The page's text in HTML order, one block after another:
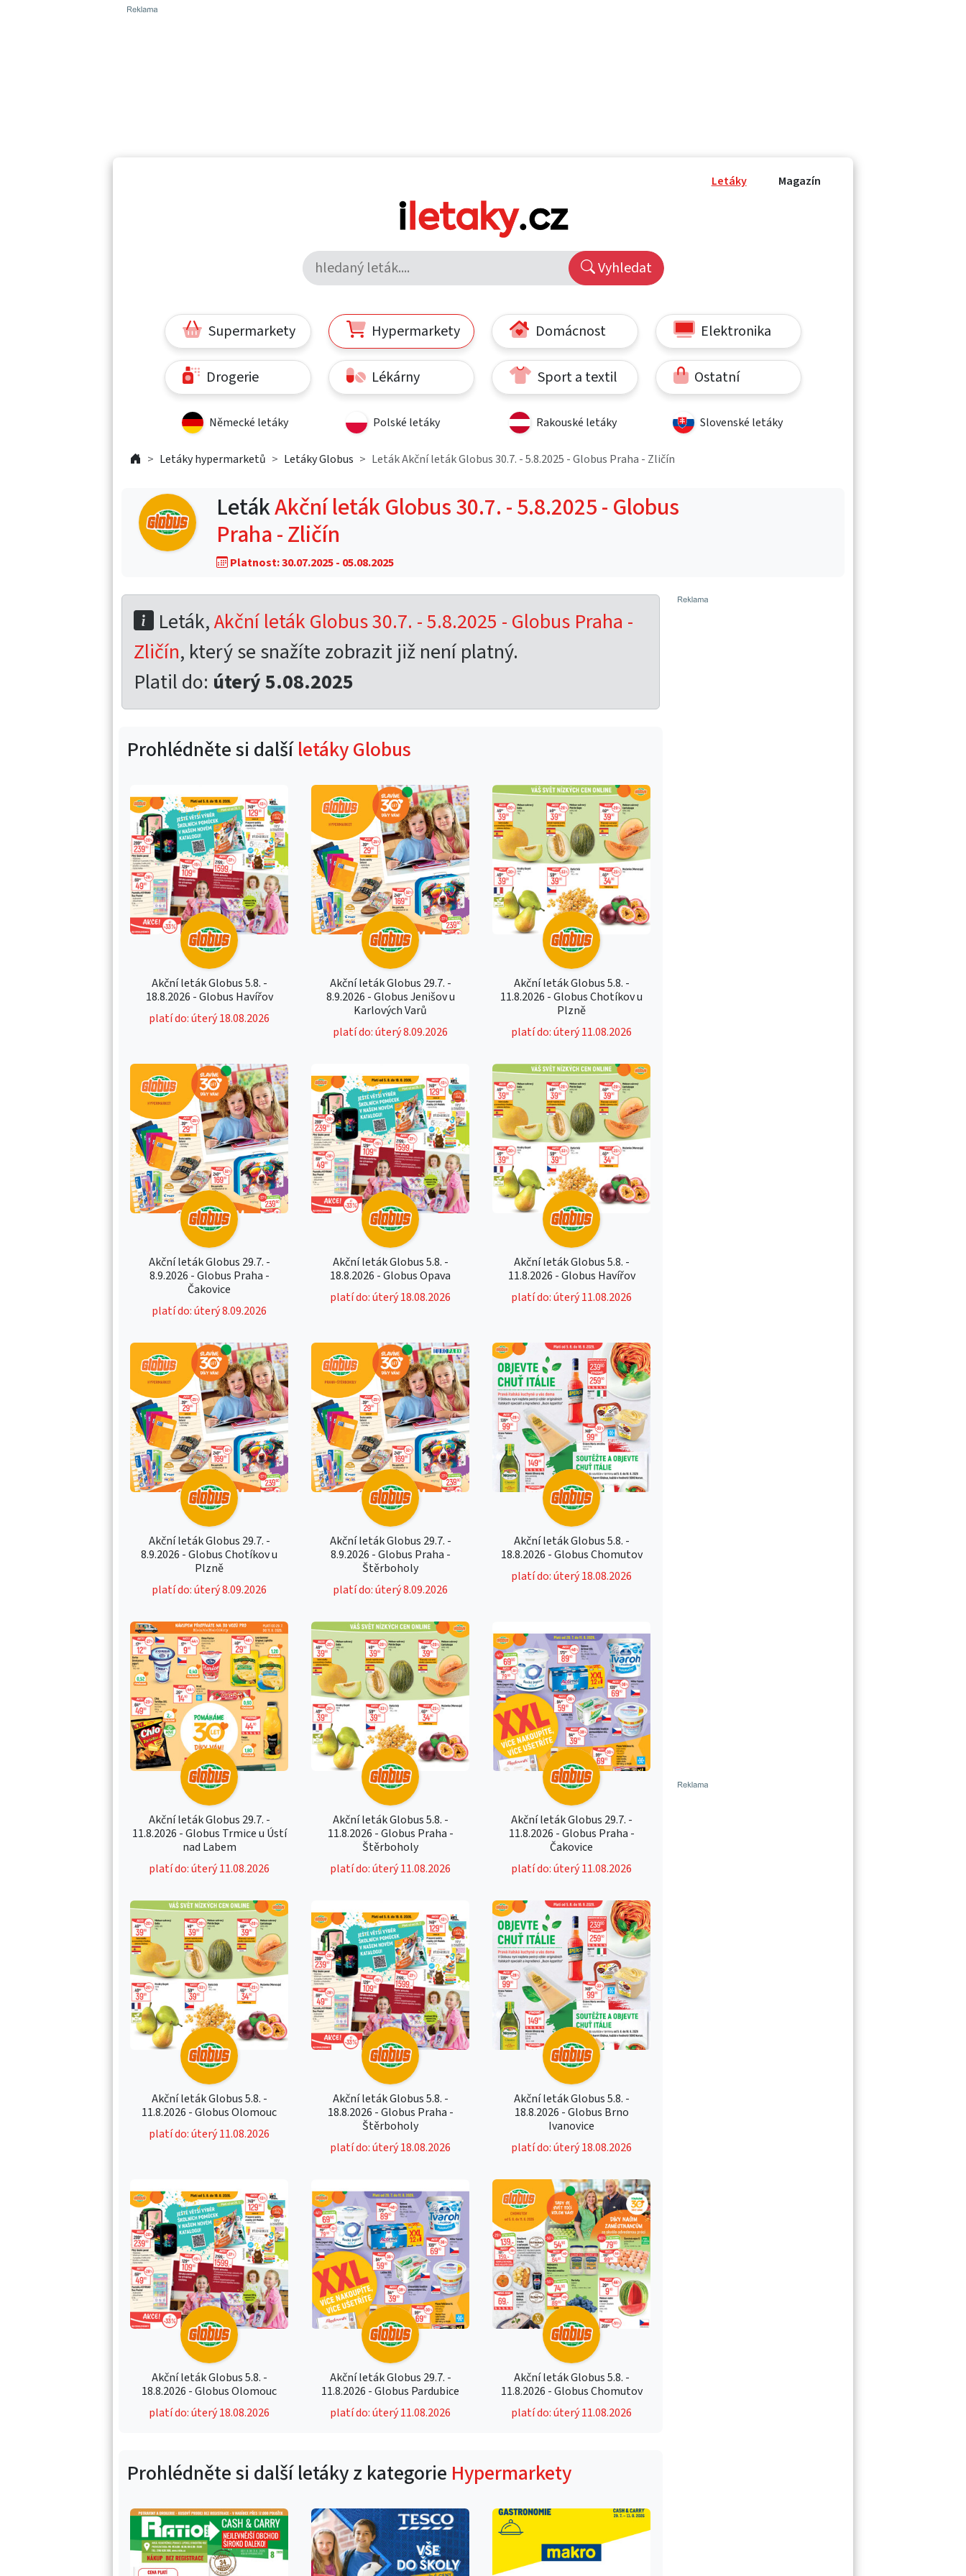
Letáky Magazín
Vyhledat
Supermarkety Hypermarkety Domácnost Elektronika
Drogerie Lékárny Sport a textil Ostatní
Německé letáky Polské letáky Rakouské letáky Slovenské letáky
Letáky hypermarketů Letáky Globus Leták Akční leták Globus 30.7. - 5.8.2025 - Globus Praha - Zličín
LetákAkční leták Globus 30.7. - 5.8.2025 - Globus
Praha - Zličín
Platnost: 30.07.2025 - 05.08.2025
Leták,Akční leták Globus 30.7. - 5.8.2025 - Globus Praha -
Zličín, který se snažíte zobrazit již není platný.
Platil do: úterý 5.08.2025
Prohlédněte si dalšíletáky Globus
Akční leták Globus 5.8. -
18.8.2026 - Globus Havířov
platí do: úterý 18.08.2026
Akční leták Globus 29.7. -
8.9.2026 - Globus Jenišov u
Karlových Varů
platí do: úterý 8.09.2026
Akční leták Globus 5.8. -
11.8.2026 - Globus Chotíkov u
Plzně
platí do: úterý 11.08.2026
Akční leták Globus 29.7. -
8.9.2026 - Globus Praha -
Čakovice
platí do: úterý 8.09.2026
Akční leták Globus 5.8. -
18.8.2026 - Globus Opava
platí do: úterý 18.08.2026
Akční leták Globus 5.8. -
11.8.2026 - Globus Havířov
platí do: úterý 11.08.2026
Akční leták Globus 29.7. -
8.9.2026 - Globus Chotíkov u
Plzně
platí do: úterý 8.09.2026
Akční leták Globus 29.7. -
8.9.2026 - Globus Praha -
Štěrboholy
platí do: úterý 8.09.2026
Akční leták Globus 5.8. -
18.8.2026 - Globus Chomutov
platí do: úterý 18.08.2026
Akční leták Globus 29.7. -
11.8.2026 - Globus Trmice u Ústí
nad Labem
platí do: úterý 11.08.2026
Akční leták Globus 5.8. -
11.8.2026 - Globus Praha -
Štěrboholy
platí do: úterý 11.08.2026
Akční leták Globus 29.7. -
11.8.2026 - Globus Praha -
Čakovice
platí do: úterý 11.08.2026
Akční leták Globus 5.8. -
11.8.2026 - Globus Olomouc
platí do: úterý 11.08.2026
Akční leták Globus 5.8. -
18.8.2026 - Globus Praha -
Štěrboholy
platí do: úterý 18.08.2026
Akční leták Globus 5.8. -
18.8.2026 - Globus Brno
Ivanovice
platí do: úterý 18.08.2026
Akční leták Globus 5.8. -
18.8.2026 - Globus Olomouc
platí do: úterý 18.08.2026
Akční leták Globus 29.7. -
11.8.2026 - Globus Pardubice
platí do: úterý 11.08.2026
Akční leták Globus 5.8. -
11.8.2026 - Globus Chomutov
platí do: úterý 11.08.2026
Prohlédněte si další letáky z kategorie Hypermarkety